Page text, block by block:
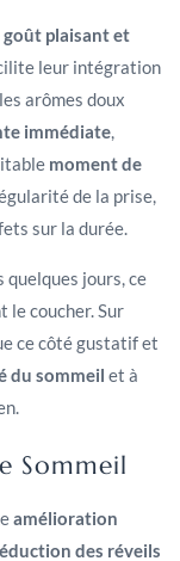
goût plaisant et
leur intégration
arômes doux
immédiate,
moment de
de la prise,
sur la durée.
quelques jours, ce
le coucher. Sur
ce côté gustatif et
du sommeil et à
Sommeil
amélioration
des réveils